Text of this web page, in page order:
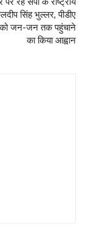
सिंह भुल्लर, पीडीए
को जन-जन तक पहुंचाने
का किया आह्वान